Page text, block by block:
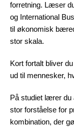
forretning. Læser
og International
til økonomisk
stor skala.
Kort fortalt bliver
ud til mennesker,
På studiet lærer du
stor forståelse for
kombination, der